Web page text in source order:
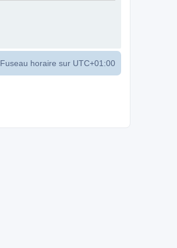
Fuseau horaire sur UTC+01:00